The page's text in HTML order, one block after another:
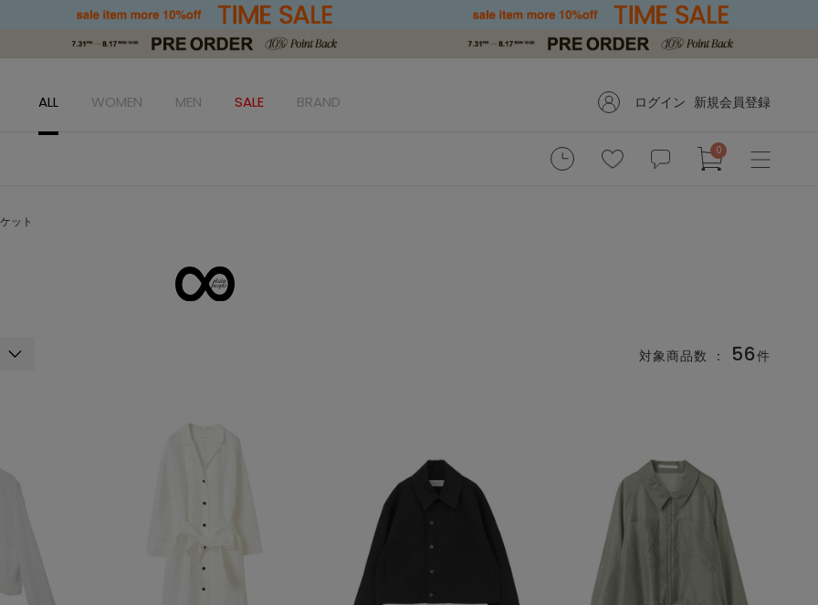
ALL WOMEN MEN SALE BRAND ログイン 新規会員登録
0
ット
対象商品数 ： 56件